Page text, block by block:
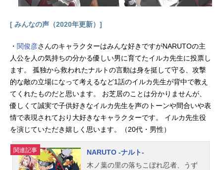
ス・マーキス：子安武人トレーズ・
フ原作：矢立肇 富野由悠季監督：
ラクターデザイン：村瀬修功メカニ
カルデザイン：大河原邦男 力トキ
ハジメ 石垣純哉衣装デザイン協
力：出渕裕音楽：大谷幸アニメーシ
ョン制作：サンライズ主題歌OP1：
「JUSTCOMMUNICATION」TWO-M
IXOP2：「RHYTHMEMOTION」TW
O-MIXED：「It'sJustLove」大石ルミ
公開開始年＆季節1995春アニメ(C)創
ムW』公式サイト&...
[ みんなの声（2020年更新）]
・ 関俊彦さんのキャラクターはみんな好きですがNARUTOの主
人公を人の気持ちの分かる優しい男に育てたイルカ先生に投票し
ます。 孤独から救われたナルトの言動は身を挺して守る、攻撃
的な敵の立場になって考えるなど1話のイルカ先生が背中で教え
てくれたものだと思います。 お芝居のことは分かりませんが、
優しくて誠実で子供好きなイルカ先生を声のトーンや間合いや表
情で表現されており大好きなキャラクターです。 イルカ先生役
を演じていただき嬉しく思います。（20代・男性）
関連記事
NARUTO -ナルト-
木ノ葉の里の落ちこぼれ忍者、うず